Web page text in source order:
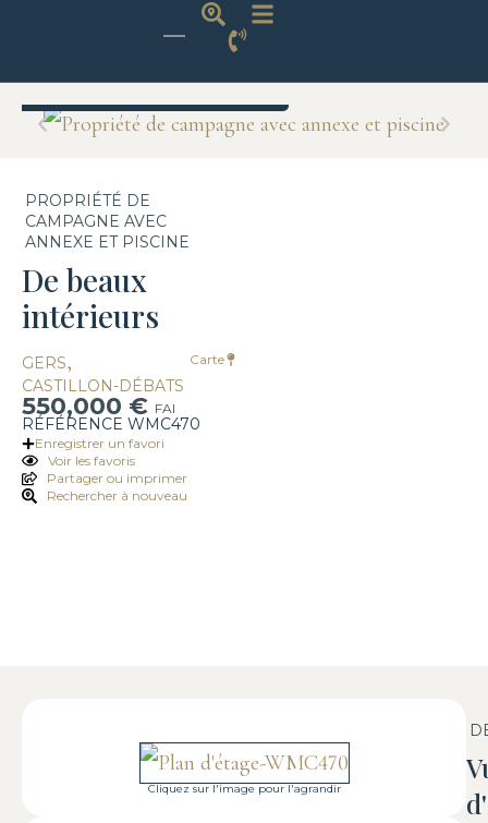
Non disponible
PROPRIÉTÉ DE
CAMPAGNE AVEC
ANNEXE ET PISCINE
De beaux
intérieurs
GERS,
CASTILLON-DÉBATS
Carte
550,000 € FAI
RÉFÉRENCE WMC470
Enregistrer un favori
Partager ou imprimer
Voir les favoris
Rechercher à nouveau
Cliquez sur l'image pour l'agrandir